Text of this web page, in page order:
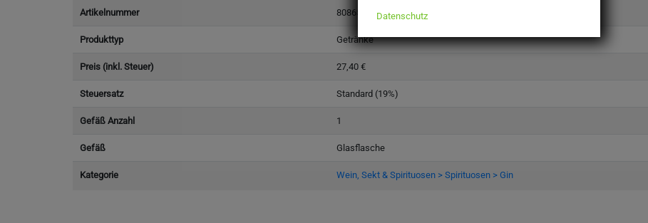
Artikelnummer 8086520
Produkttyp Getränke
Preis (inkl. Steuer) 27,40 €
Steuersatz Standard (19%)
Gefäß Anzahl 1
Gefäß Glasflasche
Kategorie Wein, Sekt & Spirituosen > Spirituosen > Gin
Datenschutz